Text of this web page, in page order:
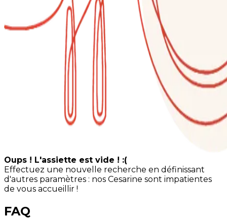
Oups ! L'assiette est vide ! :(
Effectuez une nouvelle recherche en définissant
d'autres paramètres : nos Cesarine sont impatientes
de vous accueillir !
FAQ